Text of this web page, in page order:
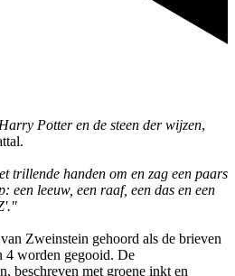
Potter en de steen der wijzen,
trillende handen om en zag een paars
een leeuw, een raaf, een das en een
Zweinstein gehoord als de brieven
4 worden gegooid. De
beschreven met groene inkt en